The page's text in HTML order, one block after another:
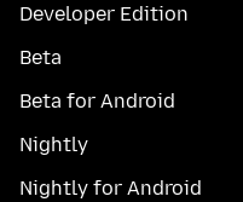
Developer Edition
Beta
Beta for Android
Nightly
Nightly for Android